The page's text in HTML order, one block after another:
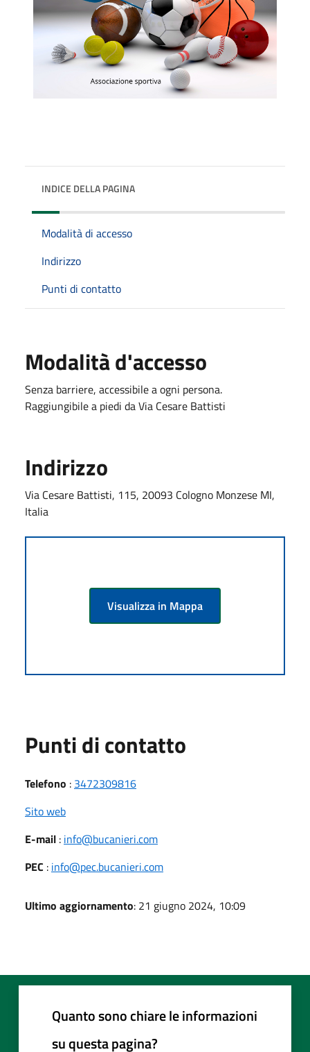
INDICE DELLA PAGINA
Modalità di accesso
Indirizzo
Punti di contatto
Modalità d'accesso
Senza barriere, accessibile a ogni persona.
Raggiungibile a piedi da Via Cesare Battisti
Indirizzo
Via Cesare Battisti, 115, 20093 Cologno Monzese MI,
Italia
Visualizza in Mappa
Punti di contatto
Telefono : 3472309816
Sito web
E-mail : info@bucanieri.com
PEC : info@pec.bucanieri.com
Ultimo aggiornamento: 21 giugno 2024, 10:09
Quanto sono chiare le informazioni
su questa pagina?